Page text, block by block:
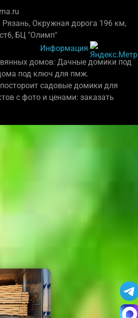
Рязань, Окружная дорога 196 км,
ст6, БЦ "Олимп"
Информация
домов: Дачные домики под
под ключ для пмж.
садовые домики для
с фото и ценами: заказать